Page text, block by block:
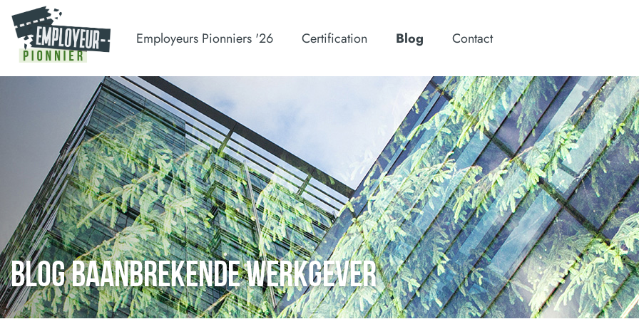
Employeurs Pionniers '26 Certification Blog Contact
BLOG BAANBREKENDE WERKGEVER